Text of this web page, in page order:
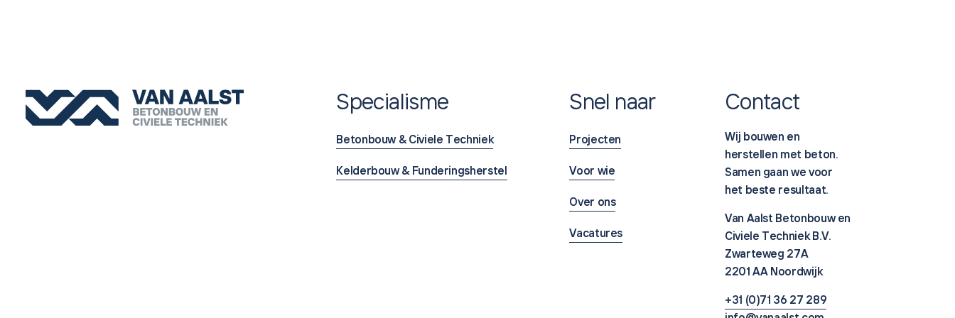
Specialisme
Betonbouw & Civiele Techniek
Kelderbouw & Funderingsherstel
Snel naar
Projecten
Voor wie
Over ons
Vacatures
Contact
Wij bouwen en
herstellen met beton.
Samen gaan we voor
het beste resultaat.
Van Aalst Betonbouw en
Civiele Techniek B.V.
Zwarteweg 27A
2201 AA Noordwijk
+31 (0)71 36 27 289